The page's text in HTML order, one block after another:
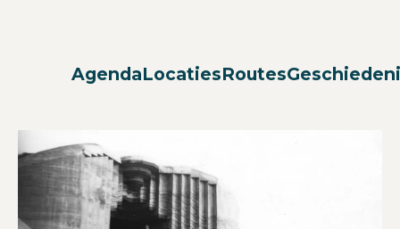
AgendaLocatiesRoutes